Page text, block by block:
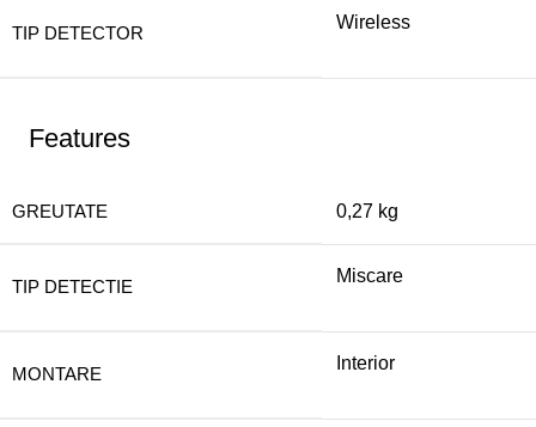
TIP DETECTOR
Wireless
Features
GREUTATE 0,27 kg
TIP DETECTIE
Miscare
MONTARE
Interior